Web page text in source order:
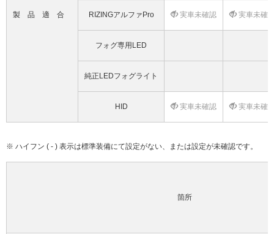
製品適合 RIZINGアルファPro 実車未確認 実車未確
フォグ専用LED
純正LEDフォグライト
HID 実車未確認 実車未確
※ ハイフン ( - ) 表示は標準装備にて設定がない、または設定が未確認です。
箇所